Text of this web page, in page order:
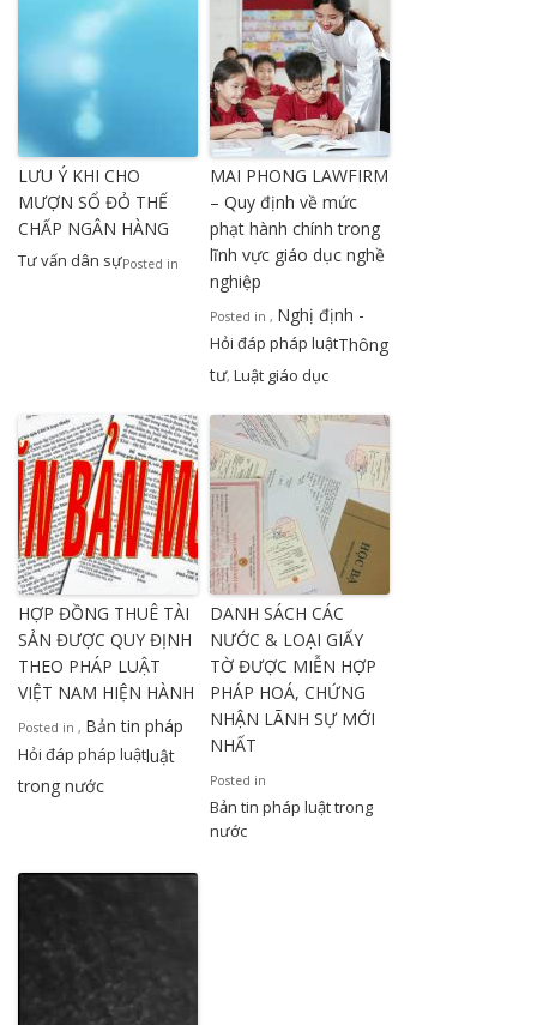
LƯU Ý KHI CHO
MƯỢN SỔ ĐỎ THẾ
CHẤP NGÂN HÀNG
Posted in
Tư vấn dân sự
MAI PHONG LAWFIRM
– Quy định về mức
phạt hành chính trong
lĩnh vực giáo dục nghề
nghiệp
Posted in
Hỏi đáp pháp luật
, Nghị định -
Thông
tư, Luật giáo dục
HỢP ĐỒNG THUÊ TÀI
SẢN ĐƯỢC QUY ĐỊNH
THEO PHÁP LUẬT
VIỆT NAM HIỆN HÀNH
Posted in
Hỏi đáp pháp luật
, Bản tin pháp
luật
trong nước
DANH SÁCH CÁC
NƯỚC & LOẠI GIẤY
TỜ ĐƯỢC MIỄN HỢP
PHÁP HOÁ, CHỨNG
NHẬN LÃNH SỰ MỚI
NHẤT
Posted in
Bản tin pháp luật trong
nước